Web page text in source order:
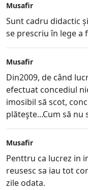
Musafir
Sunt cadru didactic
se prescriu în lege a
Musafir
Din2009, de când
efectuat concediul
imosibil să scot,
plăteşte...Cum să
Musafir
Penttru ca lucrez in
reusesc sa iau tot
zile odata.